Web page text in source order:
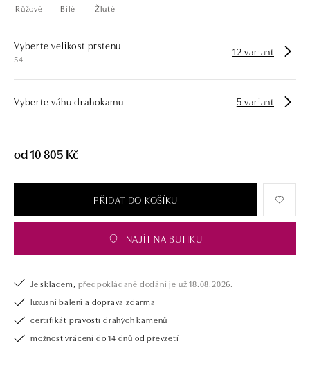
Společnost ALO diamonds vyrábí v Čechách šperky z diamantů a
opatřen certifikátem pravosti a dodán v luxusním balení. Ať už vybíráte
zásnubní prsten nebo diamantový náramek či náhrdelník, nedarujete s
Růžové Bílé Žluté
Vyberte velikost prstenu
54
12 variant
Vyberte váhu drahokamu 5 variant
od 10 805 Kč
PŘIDAT DO KOŠÍKU
NAJÍT NA BUTIKU
Je skladem, předpokládané dodání je už 18.08.2026.
luxusní balení a doprava zdarma
certifikát pravosti drahých kamenů
možnost vrácení do 14 dnů od převzetí